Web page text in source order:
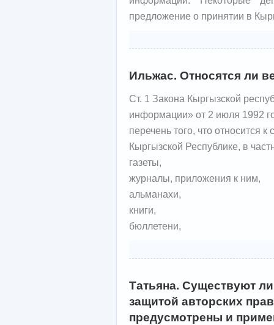
предложение о принятии в
Ильжас. Относятся ли
Ст. 1 Закона Кыргызской
информации» от 2 июля 1992
перечень того, что относится
Кыргызской Республике, в
газеты,
журналы, приложения к ним,
альманахи,
книги,
бюллетени,
Татьяна. Существуют
защитой авторских
предусмотрены и